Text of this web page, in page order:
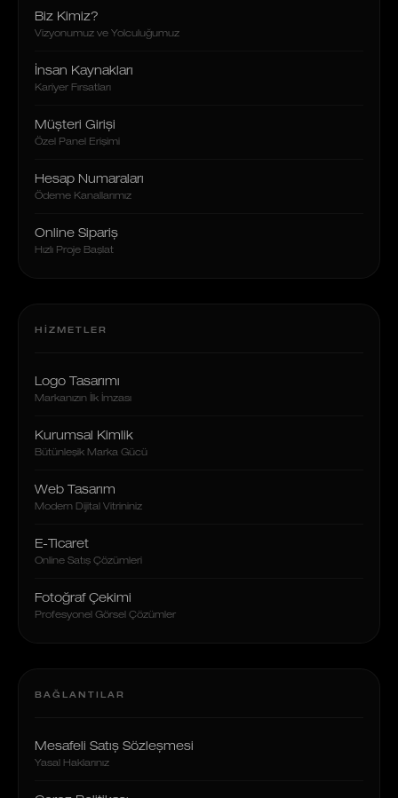
Biz Kimiz?
Vizyonumuz ve Yolculuğumuz
İnsan Kaynakları
Kariyer Fırsatları
Müşteri Girişi
Özel Panel Erişimi
Hesap Numaraları
Ödeme Kanallarımız
Online Sipariş
Hızlı Proje Başlat
HIZMETLER
Logo Tasarımı
Markanızın İlk İmzası
Kurumsal Kimlik
Bütünleşik Marka Gücü
Web Tasarım
Modern Dijital Vitrininiz
E-Ticaret
Online Satış Çözümleri
Fotoğraf Çekimi
Profesyonel Görsel Çözümler
BAĞLANTILAR
Mesafeli Satış Sözleşmesi
Yasal Haklarınız